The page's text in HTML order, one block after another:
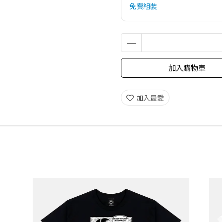
免費組裝
加入購物車
加入最愛